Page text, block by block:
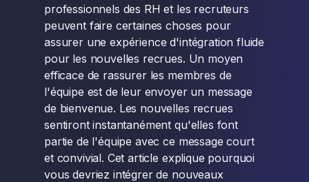
professionnels des RH et les recruteurs
peuvent faire certaines choses pour
assurer une expérience d'intégration fluide
pour les nouvelles recrues. Un moyen
efficace de rassurer les membres de
l'équipe est de leur envoyer un message
de bienvenue. Les nouvelles recrues
sentiront instantanément qu'elles font
partie de l'équipe avec ce message court
et convivial. Cet article explique pourquoi
vous devriez intégrer de nouveaux